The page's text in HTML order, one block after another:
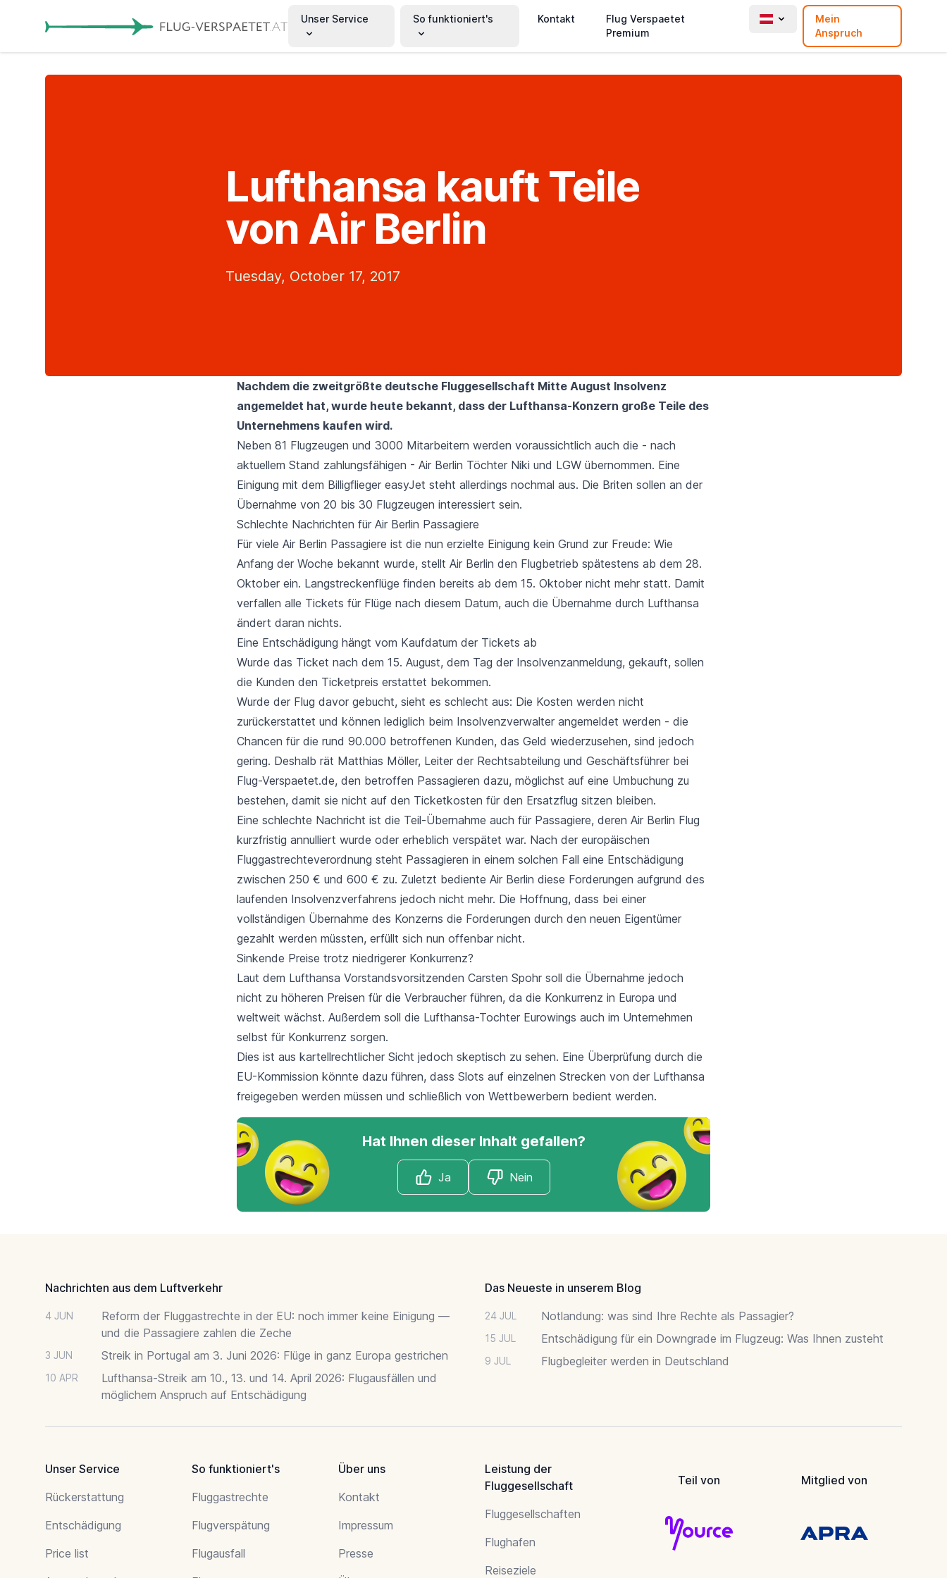
Unser Service So funktioniert's Kontakt
Flug Verspaetet
Premium
Mein
Anspruch
Lufthansa kauft Teile
von Air Berlin
Tuesday, October 17, 2017
Nachdem die zweitgrößte deutsche Fluggesellschaft Mitte August Insolvenz
angemeldet hat, wurde heute bekannt, dass der Lufthansa-Konzern große Teile des
Unternehmens kaufen wird.
Neben 81 Flugzeugen und 3000 Mitarbeitern werden voraussichtlich auch die - nach
aktuellem Stand zahlungsfähigen - Air Berlin Töchter Niki und LGW übernommen. Eine
Einigung mit dem Billigflieger easyJet steht allerdings nochmal aus. Die Briten sollen an der
Übernahme von 20 bis 30 Flugzeugen interessiert sein.
Schlechte Nachrichten für Air Berlin Passagiere
Für viele Air Berlin Passagiere ist die nun erzielte Einigung kein Grund zur Freude: Wie
Anfang der Woche bekannt wurde, stellt Air Berlin den Flugbetrieb spätestens ab dem 28.
Oktober ein. Langstreckenflüge finden bereits ab dem 15. Oktober nicht mehr statt. Damit
verfallen alle Tickets für Flüge nach diesem Datum, auch die Übernahme durch Lufthansa
ändert daran nichts.
Eine Entschädigung hängt vom Kaufdatum der Tickets ab
Wurde das Ticket nach dem 15. August, dem Tag der Insolvenzanmeldung, gekauft, sollen
die Kunden den Ticketpreis erstattet bekommen.
Wurde der Flug davor gebucht, sieht es schlecht aus: Die Kosten werden nicht
zurückerstattet und können lediglich beim Insolvenzverwalter angemeldet werden - die
Chancen für die rund 90.000 betroffenen Kunden, das Geld wiederzusehen, sind jedoch
gering. Deshalb rät Matthias Möller, Leiter der Rechtsabteilung und Geschäftsführer bei
Flug-Verspaetet.de, den betroffen Passagieren dazu, möglichst auf eine Umbuchung zu
bestehen, damit sie nicht auf den Ticketkosten für den Ersatzflug sitzen bleiben.
Eine schlechte Nachricht ist die Teil-Übernahme auch für Passagiere, deren Air Berlin Flug
kurzfristig annulliert wurde oder erheblich verspätet war. Nach der europäischen
Fluggastrechteverordnung steht Passagieren in einem solchen Fall eine Entschädigung
zwischen 250 € und 600 € zu. Zuletzt bediente Air Berlin diese Forderungen aufgrund des
laufenden Insolvenzverfahrens jedoch nicht mehr. Die Hoffnung, dass bei einer
vollständigen Übernahme des Konzerns die Forderungen durch den neuen Eigentümer
gezahlt werden müssten, erfüllt sich nun offenbar nicht.
Sinkende Preise trotz niedrigerer Konkurrenz?
Laut dem Lufthansa Vorstandsvorsitzenden Carsten Spohr soll die Übernahme jedoch
nicht zu höheren Preisen für die Verbraucher führen, da die Konkurrenz in Europa und
weltweit wächst. Außerdem soll die Lufthansa-Tochter Eurowings auch im Unternehmen
selbst für Konkurrenz sorgen.
Dies ist aus kartellrechtlicher Sicht jedoch skeptisch zu sehen. Eine Überprüfung durch die
EU-Kommission könnte dazu führen, dass Slots auf einzelnen Strecken von der Lufthansa
freigegeben werden müssen und schließlich von Wettbewerbern bedient werden.
Hat Ihnen dieser Inhalt gefallen?
Ja Nein
Nachrichten aus dem Luftverkehr
4 JUN
Reform der Fluggastrechte in der EU: noch immer keine Einigung —
und die Passagiere zahlen die Zeche
3 JUN Streik in Portugal am 3. Juni 2026: Flüge in ganz Europa gestrichen
10 APR
Lufthansa-Streik am 10., 13. und 14. April 2026: Flugausfällen und
möglichem Anspruch auf Entschädigung
Das Neueste in unserem Blog
24 JUL Notlandung: was sind Ihre Rechte als Passagier?
15 JUL Entschädigung für ein Downgrade im Flugzeug: Was Ihnen zusteht
9 JUL Flugbegleiter werden in Deutschland
Unser Service
Rückerstattung
Entschädigung
Price list
So funktioniert's
Fluggastrechte
Flugverspätung
Flugausfall
Über uns
Kontakt
Impressum
Presse
Leistung der
Fluggesellschaft
Fluggesellschaften
Flughafen
Reiseziele
Teil von Mitglied von